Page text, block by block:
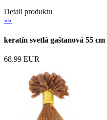
Detail produktu
«»
keratín svetlá gaštanová 55 cm
68.99 EUR